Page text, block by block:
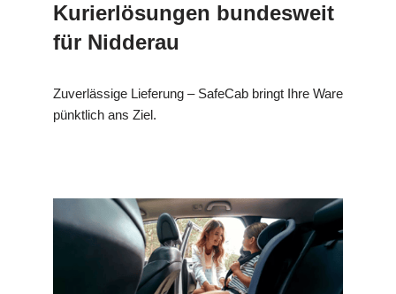
Kurierlösungen bundesweit
für Nidderau
Zuverlässige Lieferung – SafeCab bringt Ihre Ware
pünktlich ans Ziel.